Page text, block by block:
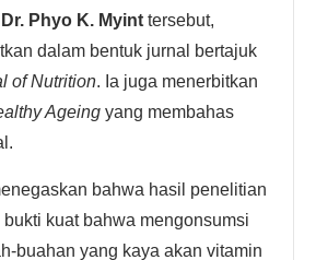
Dr. Phyo K. Myint tersebut,
dalam bentuk jurnal bertajuk
of Nutrition. Ia juga menerbitkan
Ageing yang membahas
bahwa hasil penelitian
kuat bahwa mengonsumsi
buahan yang kaya akan vitamin